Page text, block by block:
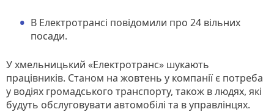
В Електротрансі повідомили про 24 вільних
посади.
У хмельницький «Електротранс» шукають
працівників. Станом на жовтень у компанії є потреба
у водіях громадського транспорту, також в людях, які
будуть обслуговувати автомобілі та в управлінцях.